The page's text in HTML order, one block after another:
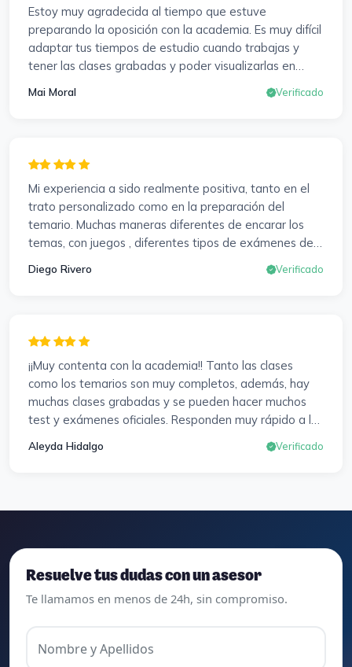
Estoy muy agradecida al tiempo que estuve
preparando la oposición con la academia. Es muy difícil
adaptar tus tiempos de estudio cuando trabajas y
tener las clases grabadas y poder visualizarlas en
cualquier momento y las veces que sea necesario, se
agradece mucho. Sabemos que el trabajo de estudio
profesores accesibles, atentos y dispuestos para
resolver dudas, se agradece. Incluso se ofrecieron a
ayudarme a buscar impugnaciones de preguntas del
examen para subir nota. Gracias Vanesa y Pablo.
Mai Moral Verificado
Mi experiencia a sido realmente positiva, tanto en el
trato personalizado como en la preparación del
temario. Muchas maneras diferentes de encarar los
temas, con juegos , diferentes tipos de exámenes de
preparación y un temario muy al día. Una experiencia
muy positiva en todos los sentidos.
Diego Rivero Verificado
¡¡Muy contenta con la academia!! Tanto las clases
como los temarios son muy completos, además, hay
muchas clases grabadas y se pueden hacer muchos
test y exámenes oficiales. Responden muy rápido a los
correros y cada pocos días hay seminarios. Lo vuelvo a
decir, ¡¡Muy Contenta!!
Aleyda Hidalgo Verificado
Resuelve tus dudas con un asesor
Te llamamos en menos de 24h, sin compromiso.
Nombre y Apellidos